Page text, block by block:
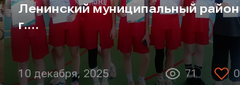
Ленинский муниципальный район
г.…
10 декабря, 2025 71 0